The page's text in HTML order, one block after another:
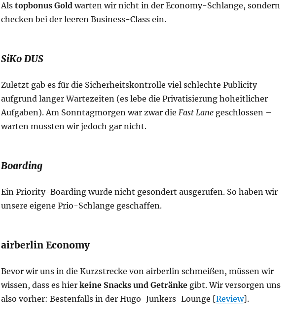
Als topbonus Goldwarten wir nicht in der Economy-Schlange, sondern
checken bei der leeren Business-Class ein.
SiKo DUS
Zuletzt gab es für die Sicherheitskontrolle viel schlechte Publicity
aufgrund langer Wartezeiten (es lebe die Privatisierung hoheitlicher
Aufgaben). Am Sonntagmorgen war zwar die Fast Lanegeschlossen –
warten mussten wir jedoch gar nicht.
Boarding
Ein Priority-Boarding wurde nicht gesondert ausgerufen. So haben wir
unsere eigene Prio-Schlange geschaffen.
airberlin Economy
Bevor wir uns in die Kurzstrecke von airberlin schmeißen, müssen wir
wissen, dass es hier keine Snacks und Getränkegibt. Wir versorgen uns
also vorher: Bestenfalls in der Hugo-Junkers-Lounge [Review].